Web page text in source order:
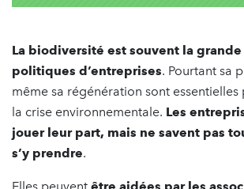
La biodiversité est souvent la
politiques d’entreprises. Pourtant sa
même sa régénération sont essentielles
la crise environnementale. Les
jouer leur part, mais ne savent pas
s’y prendre.
Elles peuvent être aidées par les